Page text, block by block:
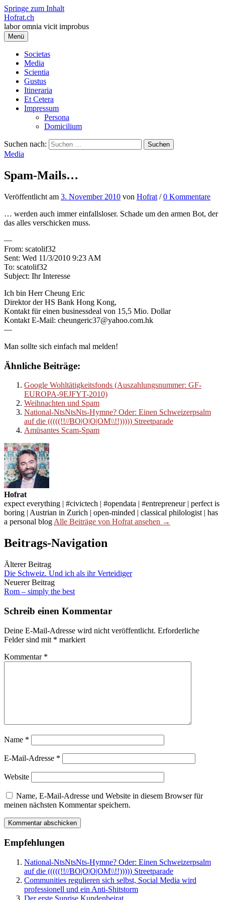
Springe zum Inhalt
Hofrat.ch
labor omnia vicit improbus
Menü
Societas
Media
Scientia
Gustus
Itineraria
Et Cetera
Impressum
Persona
Domicilium
Suchen nach:
Media
Spam-Mails…
Veröffentlicht am 3. November 2010 von Hofrat /0 Kommentare
… werden auch immer einfallsloser. Schade um den armen Bot, der
das alles verschicken muss.
—
From: scatolif32
Sent: Wed 11/3/2010 9:23 AM
To: scatolif32
Subject: Ihr Interesse
Ich bin Herr Cheung Eric
Direktor der HS Bank Hong Kong,
Kontakt für einen businessdeal von 15,5 Mio. Dollar
Kontakt E-Mail: cheungeric37@yahoo.com.hk
—
Man sollte sich einfach mal melden!
Ähnliche Beiträge:
Google Wohltätigkeitsfonds (Auszahlungsnummer: GF-
EUROPA-9EJFYT-2010)
Weihnachten und Spam
National-NtsNtsNts-Hymne? Oder: Einen Schweizerpsalm
auf die (((((!!//BO|O|O|OM\\!!))))) Streetparade
Amüsantes Scam-Spam
Hofrat
expect everything | #civictech | #opendata | #entrepreneur | perfect is
boring | Austrian in Zurich | open-minded | classical philologist | has
a personal blog Alle Beiträge von Hofrat ansehen →
Beitrags-Navigation
Älterer Beitrag
Die Schweiz. Und ich als ihr Verteidiger
Neuerer Beitrag
Rom – simply the best
Schreib einen Kommentar
Deine E-Mail-Adresse wird nicht veröffentlicht. Erforderliche
Felder sind mit * markiert
Kommentar *
Name *
E-Mail-Adresse *
Website
Name, E-Mail-Adresse und Website in diesem Browser für
meinen nächsten Kommentar speichern.
Empfehlungen
National-NtsNtsNts-Hymne? Oder: Einen Schweizerpsalm
auf die (((((!!//BO|O|O|OM\\!!))))) Streetparade
Communities regulieren sich selbst, Social Media wird
professionell und ein Anti-Shitstorm
Der erste Sunrise Kundenbeirat